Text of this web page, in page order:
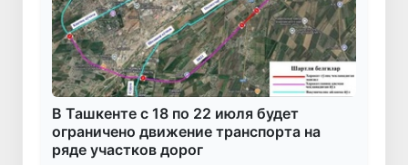
В Ташкенте с 18 по 22 июля будет
ограничено движение транспорта на
ряде участков дорог